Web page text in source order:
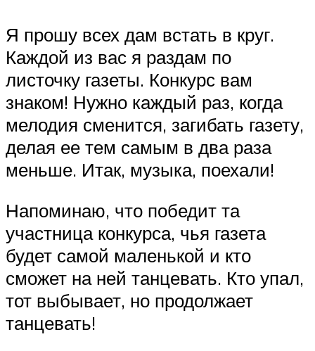
Я прошу всех дам встать в круг.
Каждой из вас я раздам по
листочку газеты. Конкурс вам
знаком! Нужно каждый раз, когда
мелодия сменится, загибать газету,
делая ее тем самым в два раза
меньше. Итак, музыка, поехали!
Напоминаю, что победит та
участница конкурса, чья газета
будет самой маленькой и кто
сможет на ней танцевать. Кто упал,
тот выбывает, но продолжает
танцевать!